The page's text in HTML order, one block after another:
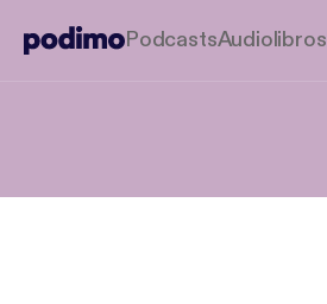
PodcastsAudiolibros